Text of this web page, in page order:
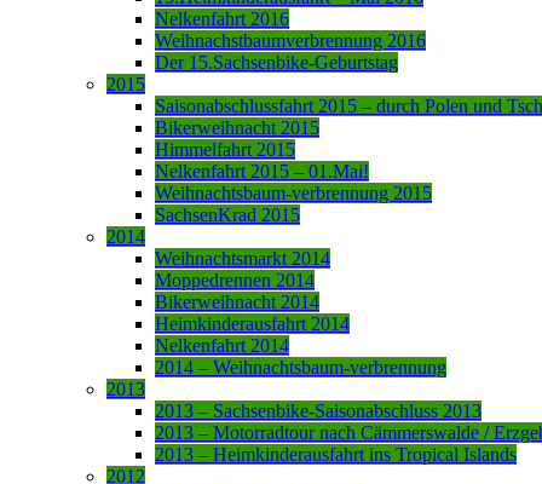
Nelkenfahrt 2016
Weihnachstbaumverbrennung 2016
Der 15.Sachsenbike-Geburtstag
2015
Saisonabschlussfahrt 2015 – durch Polen und
Bikerweihnacht 2015
Himmelfahrt 2015
Nelkenfahrt 2015 – 01.Mai!
Weihnachtsbaum-verbrennung 2015
SachsenKrad 2015
2014
Weihnachtsmarkt 2014
Moppedrennen 2014
Bikerweihnacht 2014
Heimkinderausfahrt 2014
Nelkenfahrt 2014
2014 – Weihnachtsbaum-verbrennung
2013
2013 – Sachsenbike-Saisonabschluss 2013
2013 – Motorradtour nach Cämmerswalde /
2013 – Heimkinderausfahrt ins Tropical Islands
2012